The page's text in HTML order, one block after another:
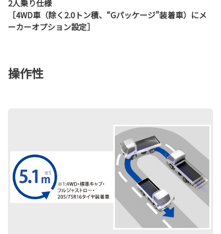
2人乗り仕様
［4WD車（除く2.0トン積、“Gパッケージ”装着車）にメ
ーカーオプション設定］
操作性